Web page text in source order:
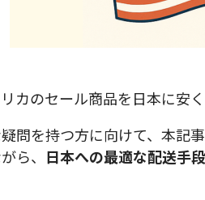
リカのセール商品を日本に安
問を持つ方に向けて、本記
ら、 日本への最適な配送手